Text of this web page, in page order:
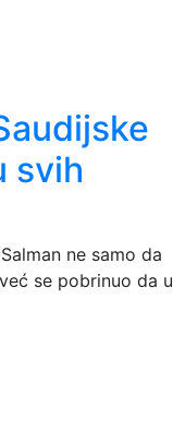
svih
ne samo da
se pobrinuo da u